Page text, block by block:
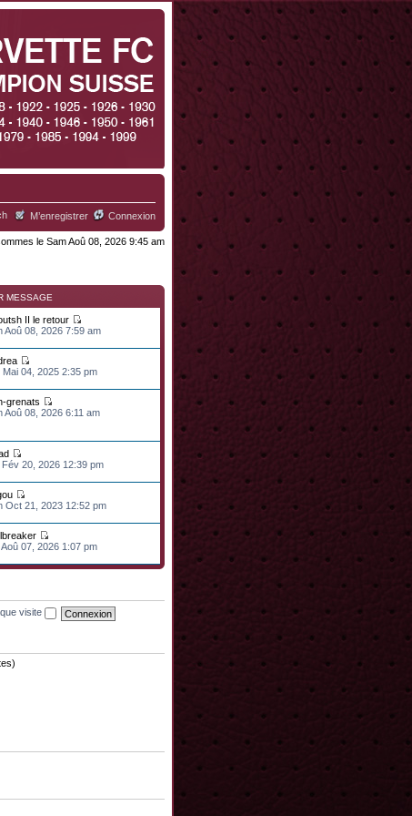
M’enregistrer Connexion
le Sam Aoû 08, 2026 9:45 am
MESSAGE
II le retour
Aoû 08, 2026 7:59 am
Mai 04, 2025 2:35 pm
grenats
Aoû 08, 2026 6:11 am
Fév 20, 2026 12:39 pm
Oct 21, 2023 12:52 pm
Aoû 07, 2026 1:07 pm
visite